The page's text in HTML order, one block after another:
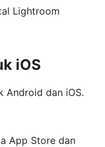
Lightroom
iOS
Android dan iOS.
App Store dan